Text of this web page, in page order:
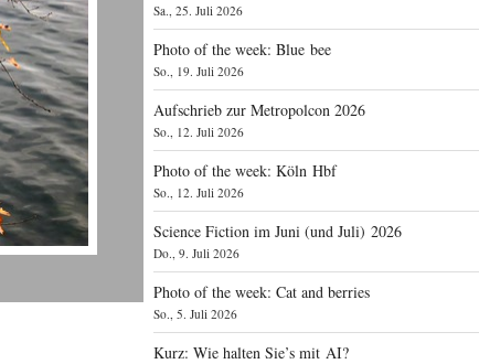
Sa., 25. Juli 2026
Photo of the week: Blue bee
So., 19. Juli 2026
Aufschrieb zur Metropolcon 2026
So., 12. Juli 2026
Photo of the week: Köln Hbf
So., 12. Juli 2026
Science Fiction im Juni (und Juli) 2026
Do., 9. Juli 2026
Photo of the week: Cat and berries
So., 5. Juli 2026
Kurz: Wie halten Sie’s mit AI?